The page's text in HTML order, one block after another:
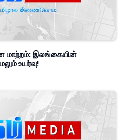
மாற்றம்: இலங்கையின்
உயர்வு!